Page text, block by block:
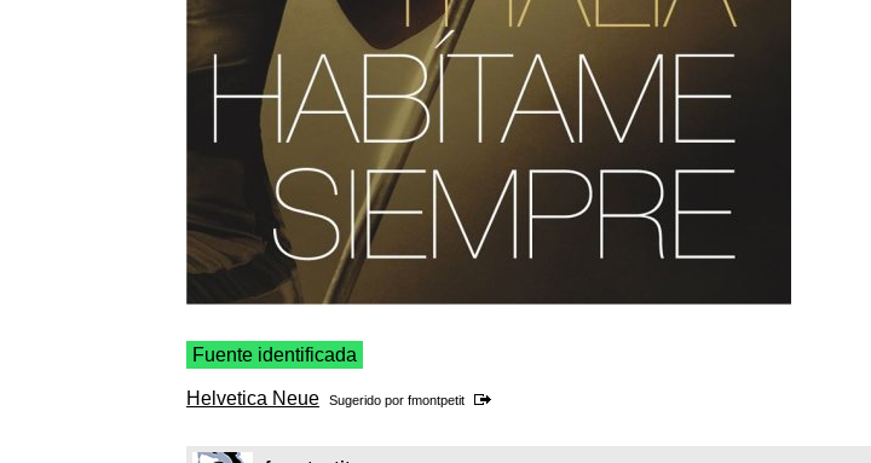
Fuente identificada
Helvetica Neue Sugerido por fmontpetit